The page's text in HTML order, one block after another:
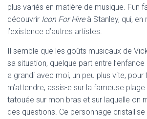
plus variés en matière de musique. Fun
découvrir Icon For Hireà Stanley, qui, en
l’existence d’autres artistes.
Il semble que les goûts musicaux de
sa situation, quelque part entre l’enfance
a grandi avec moi, un peu plus vite, pour
m’attendre, assis-e sur la fameuse plage
tatouée sur mon bras et sur laquelle on
des questions. Ce personnage cristallise